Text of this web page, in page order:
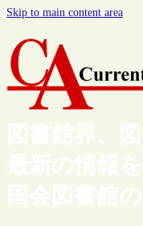
Skip to main content area
図書館界、
最新の情報
国会図書館